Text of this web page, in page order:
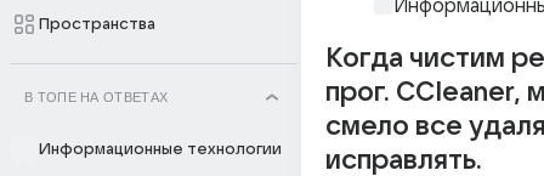
Пространства
В ТОПЕ НА ОТВЕТАХ
Информационные технологии
Когда чистим
прог. CCleaner,
смело все
исправлять.